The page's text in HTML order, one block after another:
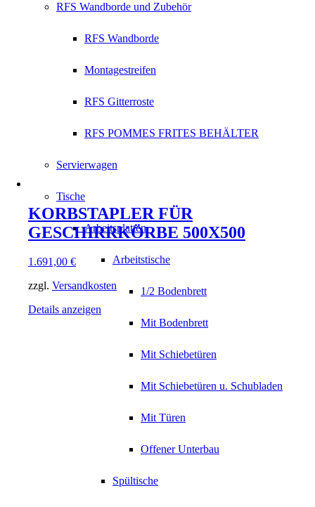
RFS Wandborde und Zubehör
RFS Wandborde
Montagestreifen
RFS Gitterroste
RFS POMMES FRITES BEHÄLTER
Servierwagen
Tische
Arbeitsplatten
Arbeitstische
1/2 Bodenbrett
Mit Bodenbrett
Mit Schiebetüren
Mit Schiebetüren u. Schubladen
Mit Türen
Offener Unterbau
Spültische
KORBSTAPLER FÜR
GESCHIRRKÖRBE 500X500
1.691,00 €
zzgl. Versandkosten
Details anzeigen